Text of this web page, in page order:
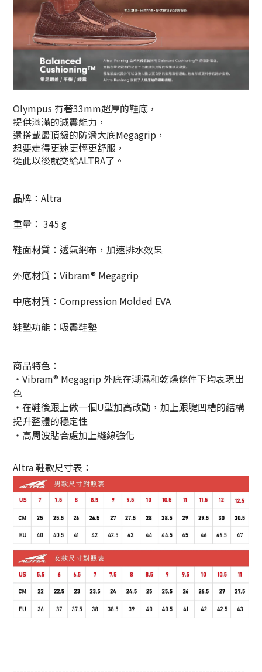
Olympus 有著33mm超厚的鞋底，
提供滿滿的減震能力，
還搭載最頂級的防滑大底Megagrip，
想要走得更速更輕更舒服，
從此以後就交給ALTRA了。
品牌：Altra
重量： 345 g
鞋面材質：透氣網布，加速排水效果
外底材質：Vibram® Megagrip
中底材質：Compression Molded EVA
鞋墊功能：吸震鞋墊
商品特色：
・Vibram® Megagrip 外底在潮濕和乾燥條件下均表現出
色
・在鞋後跟上做一個U型加高改動，加上跟腱凹槽的結構
提升整體的穩定性
・高周波貼合處加上縫線強化
Altra 鞋款尺寸表：